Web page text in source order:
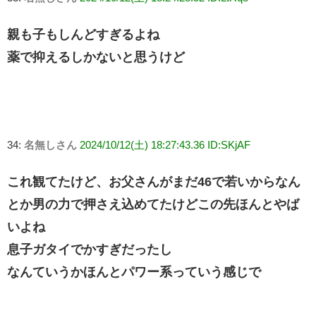
親も子もしんどすぎるよね
薬で抑えるしかないと思うけど
34: 名無しさん 2024/10/12(土) 18:27:43.36 ID:SKjAF
これ観てたけど、お父さんがまだ46で若いからなん
とか男の力で押さえ込めてたけどこの先ほんとやば
いよね
息子ガタイでかすぎだったし
なんていうかほんとパワー系っていう感じで